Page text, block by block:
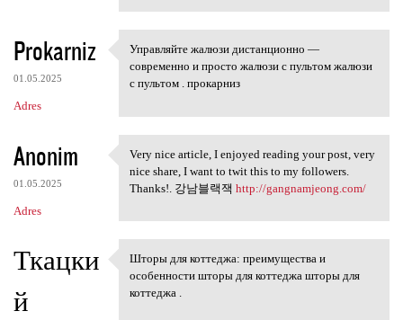
Prokarniz
01.05.2025
Adres
Управляйте жалюзи
Управляйте жалюзи дистанционно —
современно и просто жалюзи с пультом жалюзи
с пультом . прокарниз
Anonim
01.05.2025
Adres
Very nice article, I enjoyed
Very nice article, I enjoyed reading your post, very
nice share, I want to twit this to my followers.
Thanks!. 강남블랙잭 http://gangnamjeong.com/
Ткацки
й
Шторы для коттеджа:
Шторы для коттеджа: преимущества и
особенности шторы для коттеджа шторы для
коттеджа .